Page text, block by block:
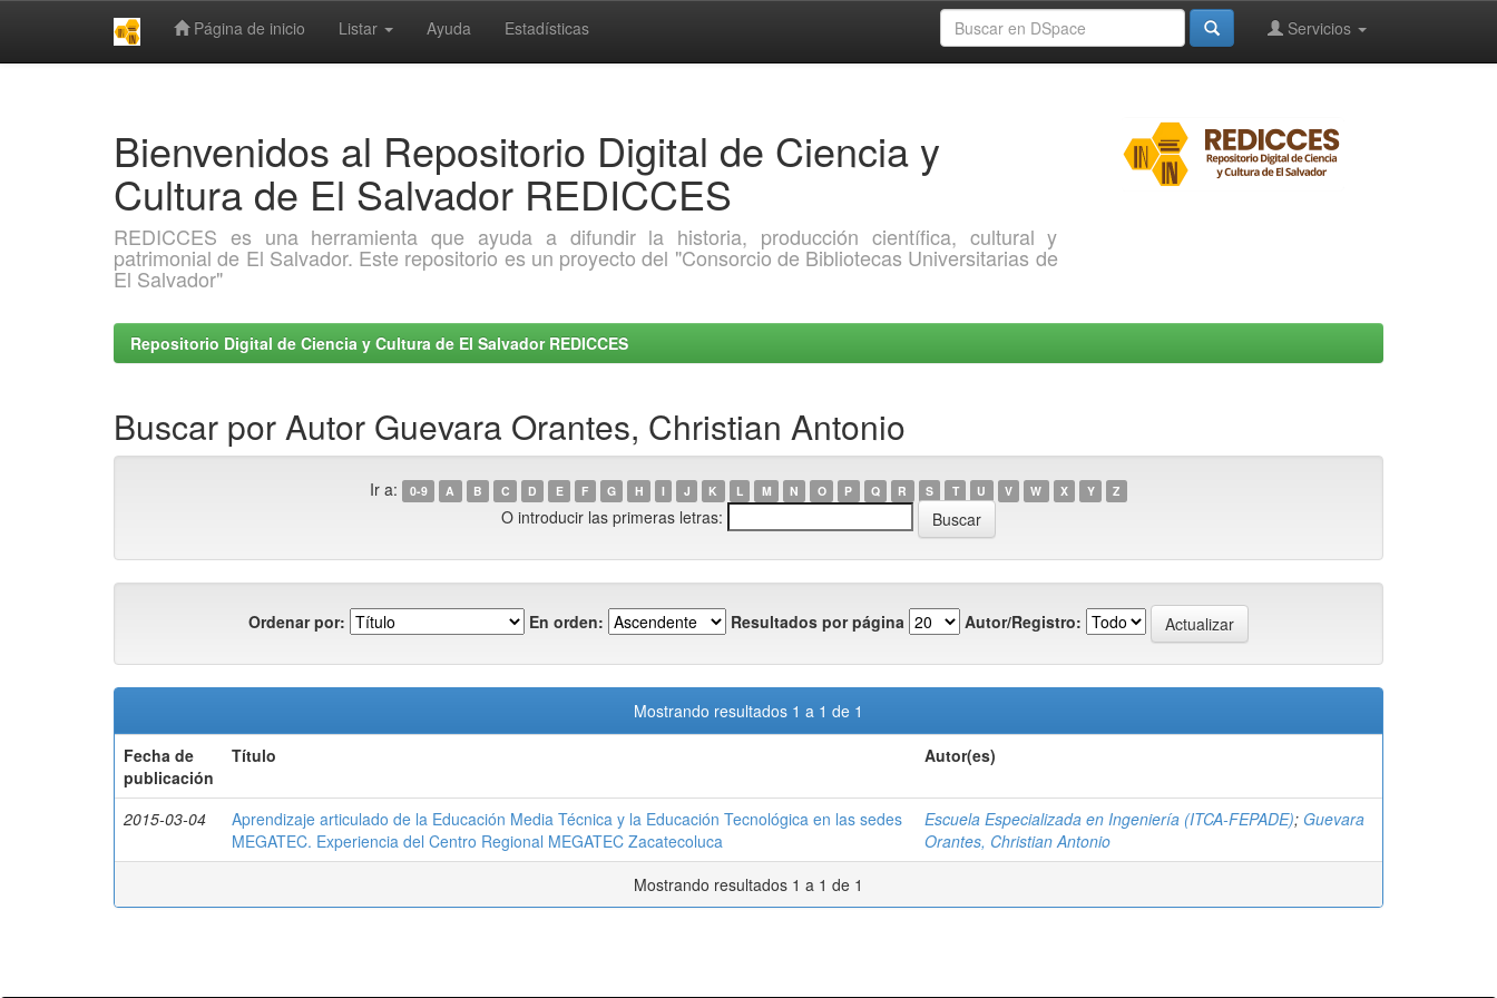
Página de inicio Listar Ayuda Estadísticas Servicios
Bienvenidos al Repositorio Digital de Ciencia y
Cultura de El Salvador REDICCES
REDICCES es una herramienta que ayuda a difundir la historia, producción científica, cultural y
patrimonial de El Salvador. Este repositorio es un proyecto del "Consorcio de Bibliotecas Universitarias de
El Salvador"
Repositorio Digital de Ciencia y Cultura de El Salvador REDICCES
Buscar por Autor Guevara Orantes, Christian Antonio
Ir a: 0-9 A B C D E F G H I J K L M N O P Q R S T U V W X Y Z
O introducir las primeras letras:
Ordenar por: En orden: Resultados por página Autor/Registro:
Mostrando resultados 1 a 1 de 1
Fecha de
publicación
Título Autor(es)
2015-03-04
Aprendizaje articulado de la Educación Media Técnica y la Educación Tecnológica en las sedes
MEGATEC. Experiencia del Centro Regional MEGATEC Zacatecoluca
Escuela Especializada en Ingeniería (ITCA-FEPADE); Guevara
Orantes, Christian Antonio
Mostrando resultados 1 a 1 de 1